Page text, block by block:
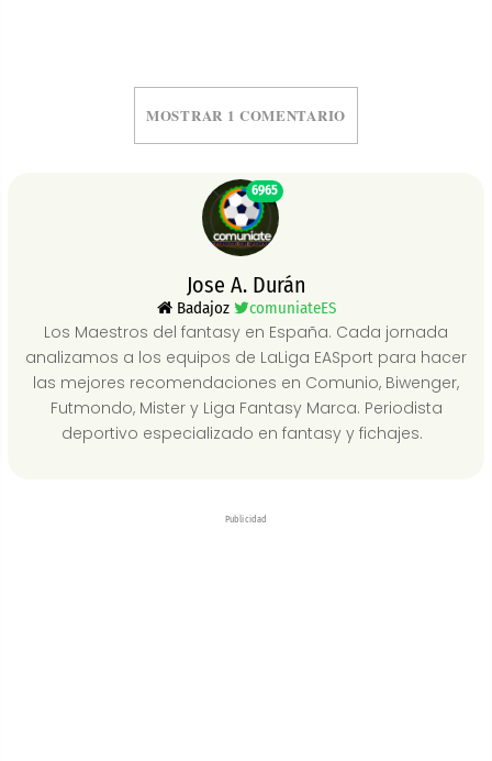
MOSTRAR 1 COMENTARIO
6965
Jose A. Durán
Badajoz comuniateES
Los Maestros del fantasy en España. Cada jornada
analizamos a los equipos de LaLiga EASport para hacer
las mejores recomendaciones en Comunio, Biwenger,
Futmondo, Mister y Liga Fantasy Marca. Periodista
deportivo especializado en fantasy y fichajes.
Publicidad